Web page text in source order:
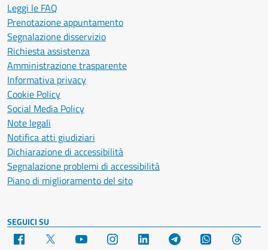
Leggi le FAQ
Prenotazione appuntamento
Segnalazione disservizio
Richiesta assistenza
Amministrazione trasparente
Informativa privacy
Cookie Policy
Social Media Policy
Note legali
Notifica atti giudiziari
Dichiarazione di accessibilità
Segnalazione problemi di accessibilità
Piano di miglioramento del sito
SEGUICI SU
Facebook YouTube Instagram LinkedIn Telegram WhatsApp